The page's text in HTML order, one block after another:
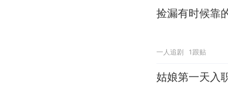
捡漏有时候靠
一人追剧 1跟贴
姑娘第一天入